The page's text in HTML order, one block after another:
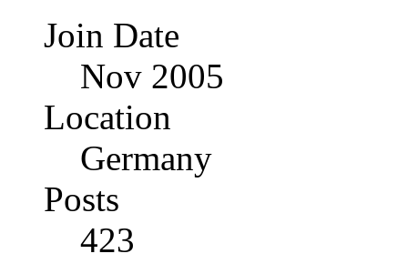
Join Date
Nov 2005
Location
Germany
Posts
423